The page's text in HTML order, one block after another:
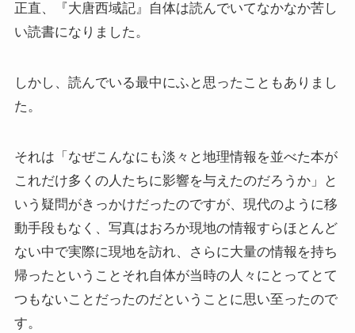
正直、『大唐西域記』自体は読んでいてなかなか苦し
い読書になりました。
しかし、読んでいる最中にふと思ったこともありまし
た。
それは「なぜこんなにも淡々と地理情報を並べた本が
これだけ多くの人たちに影響を与えたのだろうか」と
いう疑問がきっかけだったのですが、現代のように移
動手段もなく、写真はおろか現地の情報すらほとんど
ない中で実際に現地を訪れ、さらに大量の情報を持ち
帰ったということそれ自体が当時の人々にとってとて
つもないことだったのだということに思い至ったので
す。